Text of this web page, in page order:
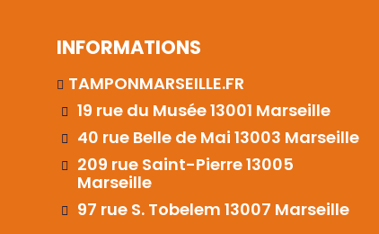
INFORMATIONS
TAMPONMARSEILLE.FR
19 rue du Musée 13001 Marseille
40 rue Belle de Mai 13003 Marseille
209 rue Saint-Pierre 13005
Marseille
97 rue S. Tobelem 13007 Marseille